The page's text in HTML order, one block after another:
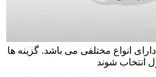
انواع مختلفی می باشد. گزینه ها
شوند